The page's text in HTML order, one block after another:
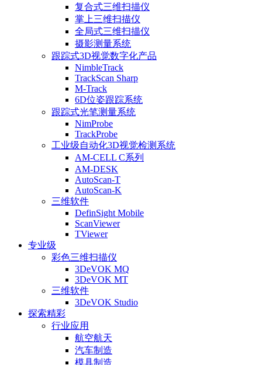
复合式三维扫描仪
掌上三维扫描仪
全局式三维扫描仪
摄影测量系统
跟踪式3D视觉数字化产品
NimbleTrack
TrackScan Sharp
M-Track
6D位姿跟踪系统
跟踪式光笔测量系统
NimProbe
TrackProbe
工业级自动化3D视觉检测系统
AM-CELL C系列
AM-DESK
AutoScan-T
AutoScan-K
三维软件
DefinSight Mobile
ScanViewer
TViewer
专业级
彩色三维扫描仪
3DeVOK MQ
3DeVOK MT
三维软件
3DeVOK Studio
探索精彩
行业应用
航空航天
汽车制造
模具制造